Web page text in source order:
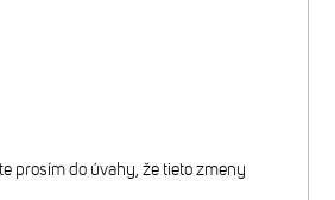
prosím do úvahy, že tieto zmeny